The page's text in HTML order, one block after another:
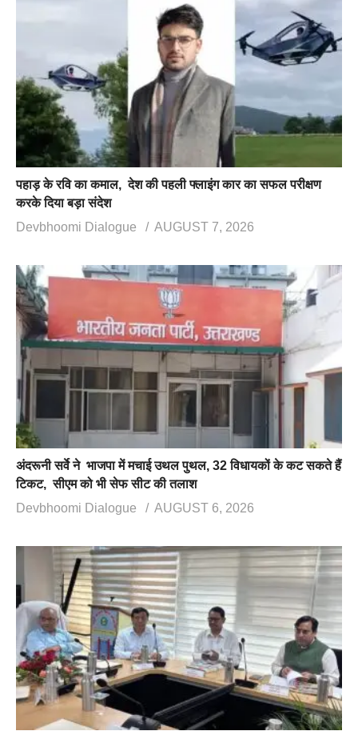
पहाड़ के रवि का कमाल, देश की पहली फ्लाइंग कार का सफल परीक्षण
करके दिया बड़ा संदेश
Devbhoomi Dialogue
AUGUST 7, 2026
अंदरूनी सर्वे ने भाजपा में मचाई उथल पुथल, 32 विधायकों के कट सकते हैं
टिकट, सीएम को भी सेफ सीट की तलाश
Devbhoomi Dialogue
AUGUST 6, 2026